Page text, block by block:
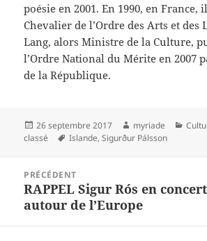
poésie en 2001. En 1990, en France,
Chevalier de l’Ordre des Arts et des
Lang, alors Ministre de la Culture,
l’Ordre National du Mérite en 2007
de la République.
Publié
le
26 septembre 2017 Auteur
myriade
classé
Mots-
Islande,Sigurður Pálsson
l’article
PRÉCÉDENT
Article
précédent :
RAPPEL Sigur Rós en
autour de l’Europe